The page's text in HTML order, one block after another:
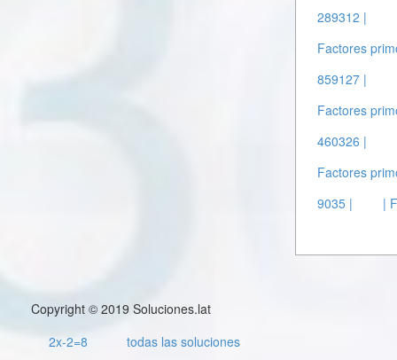
289312 |
Factores
859127 |
Factores
460326 |
Factores
9035 |
|
Copyright © 2019 Soluciones.lat
2x-2=8
todas las soluciones